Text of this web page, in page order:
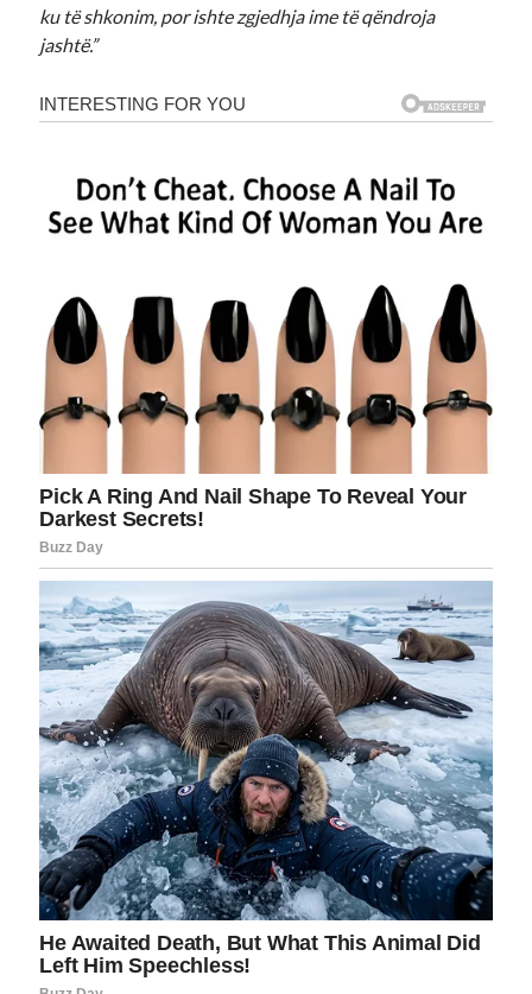
ku të shkonim, por ishte zgjedhja ime të qëndroja
jashtë.”